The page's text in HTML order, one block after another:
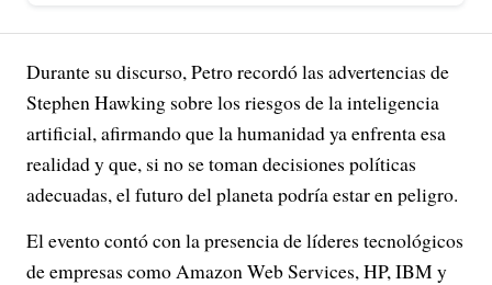
Durante su discurso, Petro recordó las advertencias de
Stephen Hawking sobre los riesgos de la inteligencia
artificial, afirmando que la humanidad ya enfrenta esa
realidad y que, si no se toman decisiones políticas
adecuadas, el futuro del planeta podría estar en peligro.
El evento contó con la presencia de líderes tecnológicos
de empresas como Amazon Web Services, HP, IBM y